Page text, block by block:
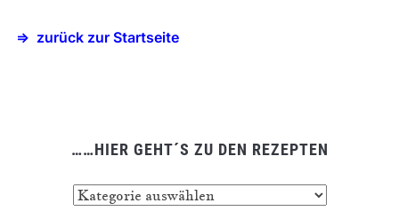
=> zurück zur Startseite
……HIER GEHT´S ZU DEN REZEPTEN